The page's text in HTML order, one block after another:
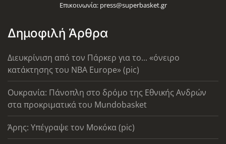
Επικοινωνία: press@superbasket.gr
Δημοφιλή Άρθρα
Διευκρίνιση από τον Πάρκερ για το... «όνειρο
κατάκτησης του ΝΒΑ Europe» (pic)
Ουκρανία: Πάνοπλη στο δρόμο της Εθνικής Ανδρών
στα προκριματικά του Mundobasket
Άρης: Υπέγραψε τον Μοκόκα (pic)